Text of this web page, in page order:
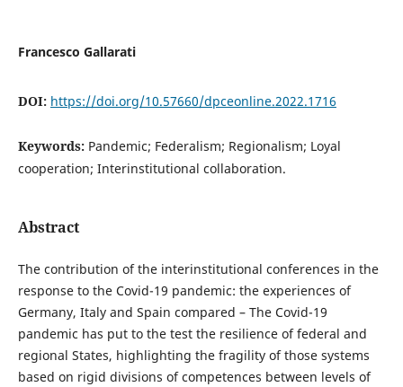
Francesco Gallarati
DOI: https://doi.org/10.57660/dpceonline.2022.1716
Keywords: Pandemic; Federalism; Regionalism; Loyal
cooperation; Interinstitutional collaboration.
Abstract
The contribution of the interinstitutional conferences in the
response to the Covid-19 pandemic: the experiences of
Germany, Italy and Spain compared – The Covid-19
pandemic has put to the test the resilience of federal and
regional States, highlighting the fragility of those systems
based on rigid divisions of competences between levels of